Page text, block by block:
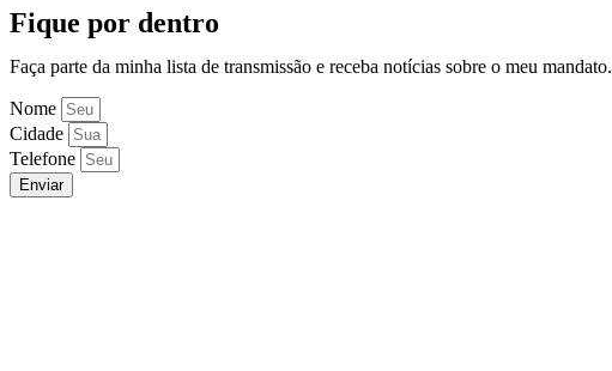
Fique por dentro
Faça parte da minha lista de transmissão e receba notícias sobre o meu mandato.
Nome
Cidade
Telefone
Enviar